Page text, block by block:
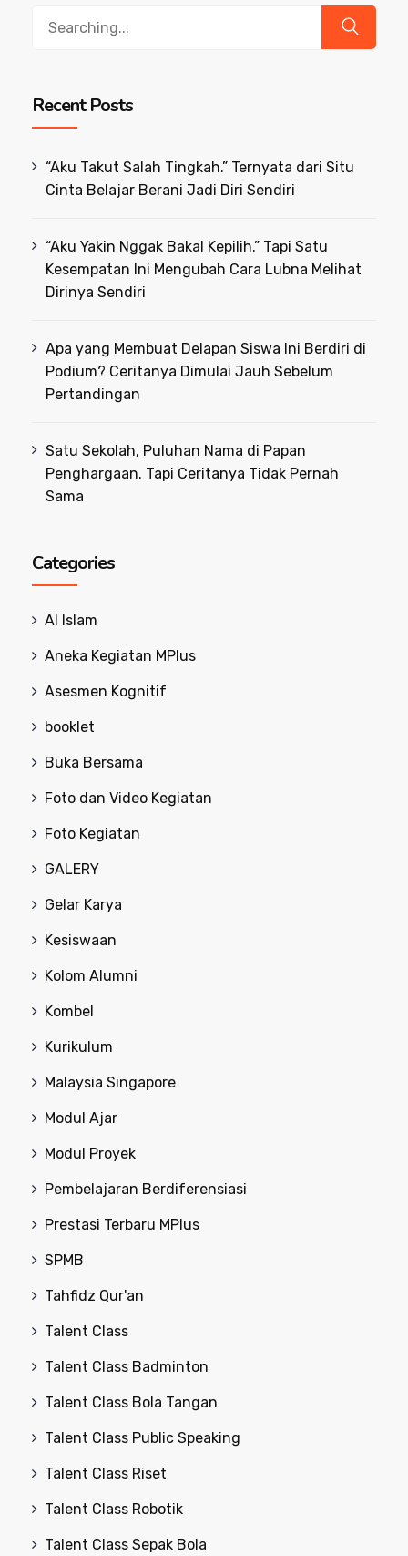
Recent Posts
“Aku Takut Salah Tingkah.” Ternyata dari Situ
Cinta Belajar Berani Jadi Diri Sendiri
“Aku Yakin Nggak Bakal Kepilih.” Tapi Satu
Kesempatan Ini Mengubah Cara Lubna Melihat
Dirinya Sendiri
Apa yang Membuat Delapan Siswa Ini Berdiri di
Podium? Ceritanya Dimulai Jauh Sebelum
Pertandingan
Satu Sekolah, Puluhan Nama di Papan
Penghargaan. Tapi Ceritanya Tidak Pernah
Sama
Categories
Al Islam
Aneka Kegiatan MPlus
Asesmen Kognitif
booklet
Buka Bersama
Foto dan Video Kegiatan
Foto Kegiatan
GALERY
Gelar Karya
Kesiswaan
Kolom Alumni
Kombel
Kurikulum
Malaysia Singapore
Modul Ajar
Modul Proyek
Pembelajaran Berdiferensiasi
Prestasi Terbaru MPlus
SPMB
Tahfidz Qur'an
Talent Class
Talent Class Badminton
Talent Class Bola Tangan
Talent Class Public Speaking
Talent Class Riset
Talent Class Robotik
Talent Class Sepak Bola